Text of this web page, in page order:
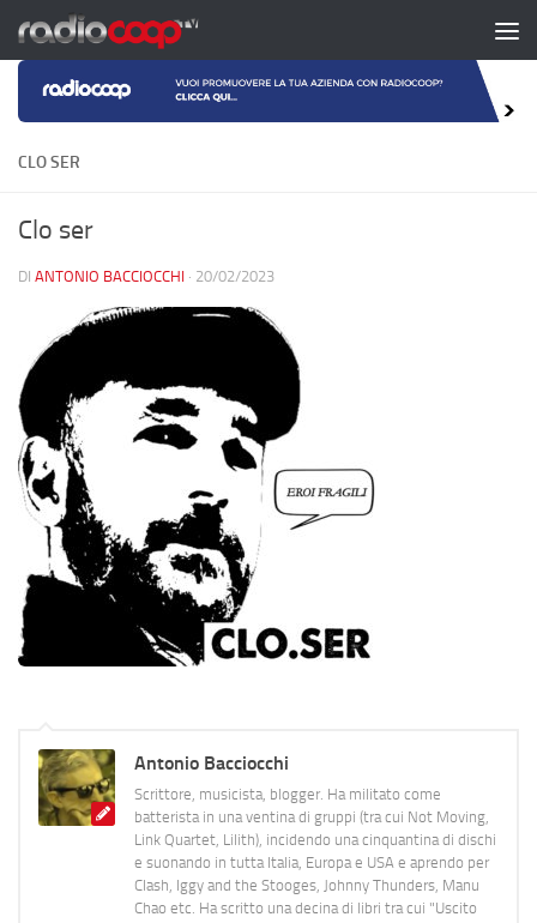
Salta al contenuto
CLO SER
Clo ser
DI ANTONIO BACCIOCCHI · 20/02/2023
Antonio Bacciocchi
Scrittore, musicista, blogger. Ha militato come
batterista in una ventina di gruppi (tra cui Not Moving,
Link Quartet, Lilith), incidendo una cinquantina di dischi
e suonando in tutta Italia, Europa e USA e aprendo per
Clash, Iggy and the Stooges, Johnny Thunders, Manu
Chao etc. Ha scritto una decina di libri tra cui "Uscito